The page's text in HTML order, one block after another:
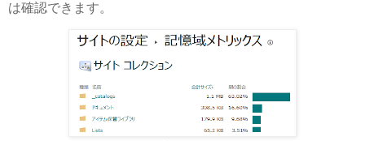
は確認できます。